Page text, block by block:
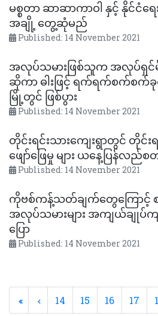
မစ္စတာ ဆာဆာကာဝါ နှင့် နိုင်ငံရေ
အချို့ တွေ့ဆုံမည်
Published: 14 November 2021
အလုပ်သမားဖြစ်သူက အလုပ်ရှင်
ဆိုကာ ဓါးဖြင့် ရက်ရက်စက်စက်
မြို့တွင် ဖြစ်ပွား
Published: 14 November 2021
တိုင်းရင်းသားကျေးရွာတွင် တိုင်း
ဖျော်ဖြေမှု များ ယနေ့ပြန်လည်စ
Published: 14 November 2021
ကိုဗစ်ကန့်သတ်ချက်တွေကြောင့် စင်္
အလုပ်သမားများ အကျယ်ချုပ်
ပြော
Published: 14 November 2021
14 15 16 17